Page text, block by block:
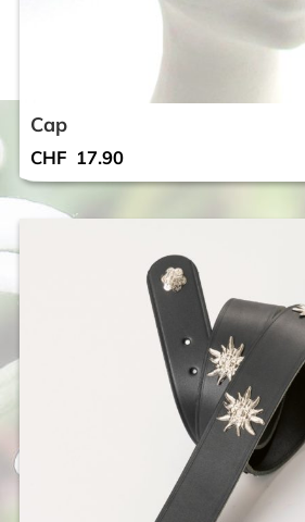
Cap
CHF 17.90